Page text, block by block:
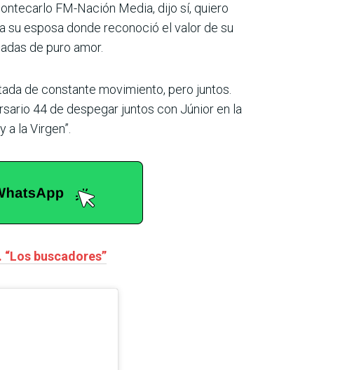
FM-Nación Media, dijo sí, quiero
su esposa donde reconoció el valor de su
de puro amor.
de constante movimiento, pero juntos.
44 de despegar juntos con Júnior en la
la Virgen”.
buscadores”